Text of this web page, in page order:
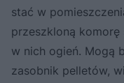
stać w
przeszkloną
w nich ogień. Mogą
zasobnik pelletów,